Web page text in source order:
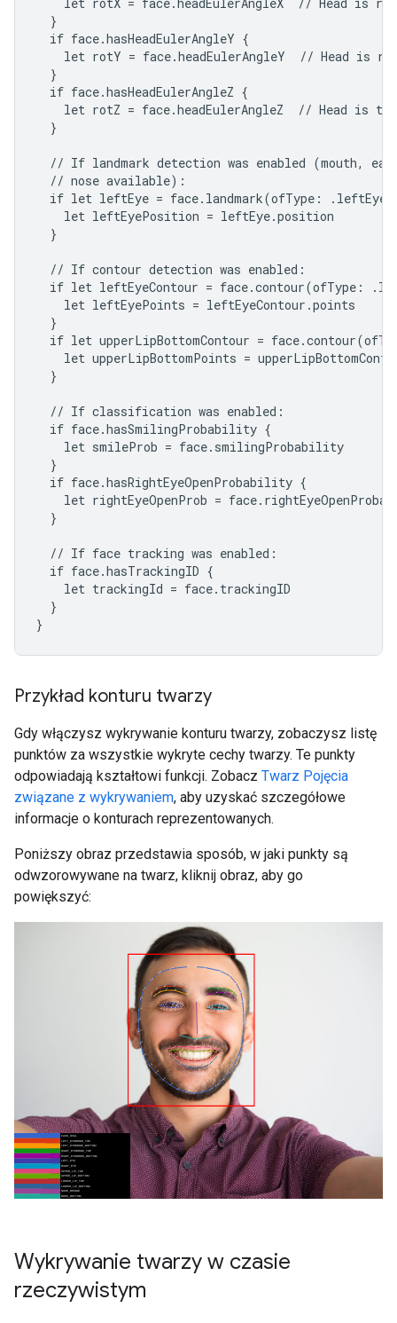
  }
  if face.hasHeadEulerAngleY {
let rotY = face.headEulerAngleY  // Head is
  }
  if face.hasHeadEulerAngleZ {
let rotZ = face.headEulerAngleZ  // Head is
  }
// If landmark detection was enabled (mouth,
  // nose available):
if let leftEye = face.landmark(ofType:
    let leftEyePosition = leftEye.position
  }
  // If contour detection was enabled:
if let leftEyeContour = face.contour(ofType:
    let leftEyePoints = leftEyeContour.points
  }
if let upperLipBottomContour =
let upperLipBottomPoints =
  }
  // If classification was enabled:
  if face.hasSmilingProbability {
    let smileProb = face.smilingProbability
  }
  if face.hasRightEyeOpenProbability {
let rightEyeOpenProb =
  }
  // If face tracking was enabled:
  if face.hasTrackingID {
    let trackingId = face.trackingID
  }
}
Przykład konturu twarzy
Gdy włączysz wykrywanie konturu twarzy, zobaczysz listę
punktów za wszystkie wykryte cechy twarzy. Te punkty
odpowiadają kształtowi funkcji. Zobacz Twarz Pojęcia
związane z wykrywaniem, aby uzyskać szczegółowe
informacje o konturach reprezentowanych.
Poniższy obraz przedstawia sposób, w jaki punkty są
odwzorowywane na twarz, kliknij obraz, aby go
powiększyć:
Wykrywanie twarzy w czasie
rzeczywistym